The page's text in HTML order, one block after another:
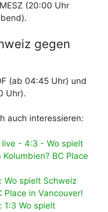
(20:00 Uhr
gegen
(ab 04:45 Uhr) und
Uhr).
auch interessieren:
- 4:3 - Wo spielt
BC Place
Wo spielt Schweiz
Place in Vancouver!
1:3 Wo spielt